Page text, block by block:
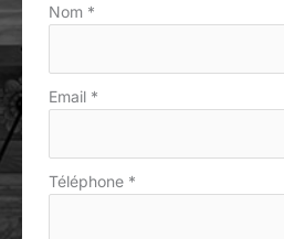
Nom *
Email *
Téléphone *